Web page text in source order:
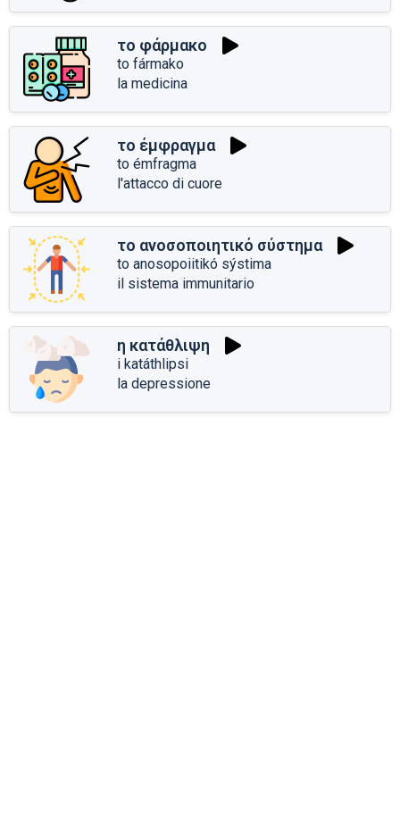
το φάρμακο
to fármako
la medicina
το έμφραγμα
to émfragma
l'attacco di cuore
το ανοσοποιητικό σύστημα
to anosopoiitikó sýstima
il sistema immunitario
η κατάθλιψη
i katáthlipsi
la depressione